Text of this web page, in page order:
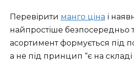
Перевірити манго ціна і
найпростіше безпосередньо
асортимент формується під
а не під принцип “є на